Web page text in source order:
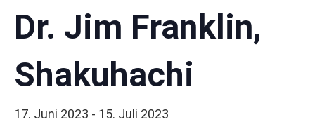
Dr. Jim Franklin,
Shakuhachi
17. Juni 2023 - 15. Juli 2023